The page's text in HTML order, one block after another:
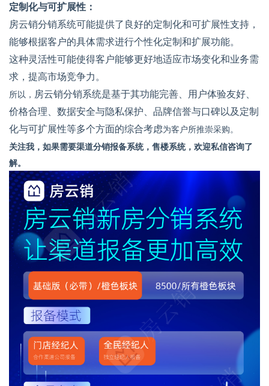
定制化与可扩展性：
房云销分销系统可能提供了良好的定制化和可扩展性支持，
能够根据客户的具体需求进行个性化定制和扩展功能。
这种灵活性可能使得客户能够更好地适应市场变化和业务需
求，提高市场竞争力。
所以， 房云销分销系统是基于其功能完善、用户体验友好、
价格合理、数据安全与隐私保护、品牌信誉与口碑以及定制
化与可扩展性等多个方面的综合考虑为客户所推崇采购。
关注我，如果需要渠道分销报备系统，售楼系统，欢迎私信咨询了
解。